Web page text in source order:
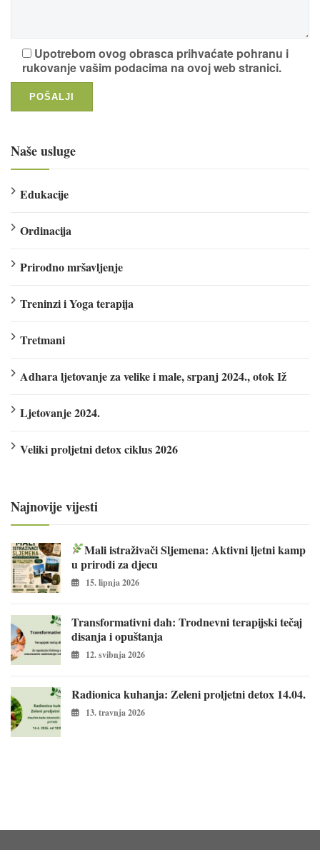
Upotrebom ovog obrasca prihvaćate pohranu i
rukovanje vašim podacima na ovoj web stranici.
Naše usluge
Edukacije
Ordinacija
Prirodno mršavljenje
Treninzi i Yoga terapija
Tretmani
Adhara ljetovanje za velike i male, srpanj 2024., otok Iž
Ljetovanje 2024.
Veliki proljetni detox ciklus 2026
Najnovije vijesti
Mali istraživači Sljemena: Aktivni ljetni kamp
u prirodi za djecu
15. lipnja 2026
Transformativni dah: Trodnevni terapijski tečaj
disanja i opuštanja
12. svibnja 2026
Radionica kuhanja: Zeleni proljetni detox 14.04.
13. travnja 2026